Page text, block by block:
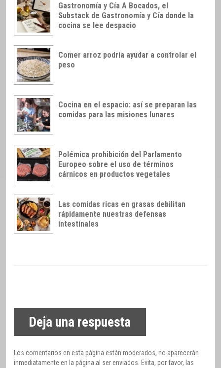
Gastronomía y Cía A Bocados, el
Substack de Gastronomía y Cía donde la
cocina se lee despacio
Comer arroz podría ayudar a controlar el
peso
Cocina en el espacio: así se preparan las
comidas para las misiones lunares
Polémica prohibición del Parlamento
Europeo sobre el uso de términos
cárnicos en productos vegetales
Las comidas ricas en grasas debilitan
rápidamente nuestras defensas
intestinales
Deja una respuesta
Los comentarios en esta página están moderados, no aparecerán
inmediatamente en la página al ser enviados. Evita, por favor, las